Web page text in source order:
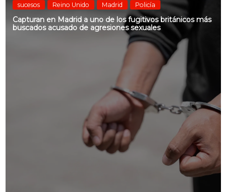
sucesos Reino Unido Madrid Policía
Capturan en Madrid a uno de los fugitivos británicos más
buscados acusado de agresiones sexuales